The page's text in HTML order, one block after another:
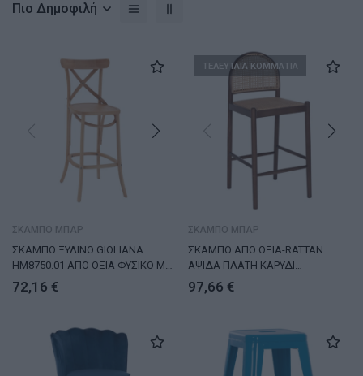
Πιο Δημοφιλή
ΣΚΑΜΠΟ ΜΠΑΡ
ΣΚΑΜΠΟ ΞΥΛΙΝΟ GIOLIANA
HM8750.01 ΑΠΟ ΟΞΙΑ ΦΥΣΙΚΟ ΜΕ
PLYWOOD ΚΑΘΙΣΜΑ 46x46x109Υ
72,16 €
ΤΕΛΕΥΤΑΙΑ ΚΟΜΜΑΤΙΑ
ΣΚΑΜΠΟ ΜΠΑΡ
ΣΚΑΜΠΟ ΑΠΟ ΟΞΙΑ-RATTAN
ΑΨΙΔΑ ΠΛΑΤΗ ΚΑΡΥΔΙ
43,5x50x98Yεκ.HM9408.04
97,66 €